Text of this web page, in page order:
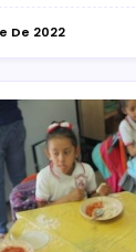
De 2022